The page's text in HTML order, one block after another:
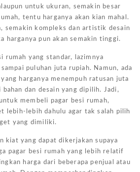
untuk ukuran, semakin besar
tentu harganya akan kian mahal.
semakin kompleks dan artistik desain
harganya pun akan semakin tinggi.
rumah yang standar, lazimnya
puluhan juta rupiah. Namun, ada
harganya menempuh ratusan juta
dan desain yang dipilih. Jadi,
membeli pagar besi rumah,
lebih-lebih dahulu agar tak salah pilih
yang dimiliki.
kiat yang dapat dikerjakan supaya
pagar besi rumah yang lebih relatif
harga dari beberapa penjual atau